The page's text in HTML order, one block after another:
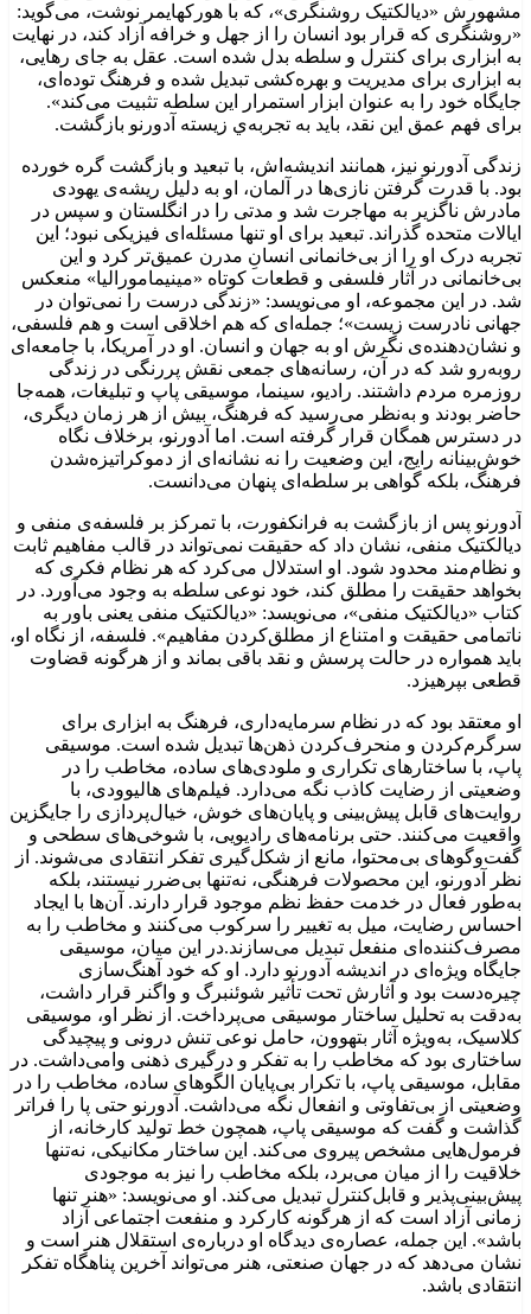
مشهورش «دیالکتیک روشنگری»، که با هورکهایمر نوشت، می‌گوید:
«روشنگری که قرار بود انسان را از جهل و خرافه آزاد کند، در نهایت
به ابزاری برای کنترل و سلطه بدل شده است. عقل به جای رهایی،
به ابزاری برای مدیریت و بهره‌کشی تبدیل شده و فرهنگ توده‌ای،
جایگاه خود را به عنوان ابزار استمرار این سلطه تثبیت می‌کند».
برای فهم عمق این نقد، باید به تجربه‌ي زیسته آدورنو بازگشت.
زندگی آدورنو نیز، همانند اندیشه‌اش، با تبعید و بازگشت گره خورده
بود. با قدرت گرفتن نازی‌ها در آلمان، او به دلیل ریشه‌ی یهودی
مادرش ناگزیر به مهاجرت شد و مدتی را در انگلستان و سپس در
ایالات متحده گذراند. تبعید برای او تنها مسئله‌ای فیزیکی نبود؛ این
تجربه درک او را از بی‌خانمانی انسانِ مدرن عمیق‌تر کرد و این
بی‌خانمانی در آثار فلسفی و قطعات کوتاه «مینیمامورالیا» منعکس
شد. در این مجموعه، او می‌نویسد: «زندگی درست را نمی‌توان در
جهانی نادرست زیست»؛ جمله‌ای که هم اخلاقی است و هم فلسفی،
و نشان‌دهنده‌ی نگرش او به جهان و انسان. او در آمریکا، با جامعه‌ای
روبه‌رو شد که در آن، رسانه‌های جمعی نقش پررنگی در زندگی
روزمره مردم داشتند. رادیو، سینما، موسیقی پاپ و تبلیغات، همه‌جا
حاضر بودند و به‌نظر می‌رسید که فرهنگ، بیش از هر زمان دیگری،
در دسترس همگان قرار گرفته است. اما آدورنو، برخلاف نگاه
خوش‌بینانه رایج، این وضعیت را نه نشانه‌ای از دموکراتیزه‌شدن
فرهنگ، بلکه گواهی بر سلطه‌ای پنهان می‌دانست.
آدورنو پس از بازگشت به فرانکفورت، با تمرکز بر فلسفه‌ی منفی و
دیالکتیک منفی، نشان داد که حقیقت نمی‌تواند در قالب مفاهیم ثابت
و نظام‌مند محدود شود. او استدلال می‌کرد که هر نظام فکری که
بخواهد حقیقت را مطلق کند، خود نوعی سلطه به وجود می‌آورد. در
کتاب «دیالکتیک منفی»، می‌نویسد: «دیالکتیک منفی یعنی باور به
ناتمامی حقیقت و امتناع از مطلق‌کردن مفاهیم». فلسفه، از نگاه او،
باید همواره در حالت پرسش و نقد باقی بماند و از هرگونه قضاوت
قطعی بپرهیزد.
او معتقد بود که در نظام سرمایه‌داری، فرهنگ به ابزاری برای
سرگرم‌کردن و منحرف‌کردن ذهن‌ها تبدیل شده است. موسیقی
پاپ، با ساختارهای تکراری و ملودی‌های ساده، مخاطب را در
وضعیتی از رضایت کاذب نگه می‌دارد. فیلم‌های هالیوودی، با
روایت‌های قابل پیش‌بینی و پایان‌های خوش، خیال‌پردازی را جایگزین
واقعیت می‌کنند. حتی برنامه‌های رادیویی، با شوخی‌های سطحی و
گفت‌وگوهای بی‌محتوا، مانع از شکل‌گیری تفکر انتقادی می‌شوند. از
نظر آدورنو، این محصولات فرهنگی، نه‌تنها بی‌ضرر نیستند، بلکه
به‌طور فعال در خدمت حفظ نظم موجود قرار دارند. آن‌ها با ایجاد
احساس رضایت، میل به تغییر را سرکوب می‌کنند و مخاطب را به
مصرف‌کننده‌ای منفعل تبدیل می‌سازند.در این میان، موسیقی
جایگاه ویژه‌ای در اندیشه آدورنو دارد. او که خود آهنگ‌سازی
چیره‌دست بود و آثارش تحت تأثیر شوئنبرگ و واگنر قرار داشت،
به‌دقت به تحلیل ساختار موسیقی می‌پرداخت. از نظر او، موسیقی
کلاسیک، به‌ویژه آثار بتهوون، حامل نوعی تنش درونی و پیچیدگی
ساختاری بود که مخاطب را به تفکر و درگیری ذهنی وامی‌داشت. در
مقابل، موسیقی پاپ، با تکرار بی‌پایان الگوهای ساده، مخاطب را در
وضعیتی از بی‌تفاوتی و انفعال نگه می‌داشت. آدورنو حتی پا را فراتر
گذاشت و گفت که موسیقی پاپ، همچون خط تولید کارخانه، از
فرمول‌هایی مشخص پیروی می‌کند. این ساختار مکانیکی، نه‌تنها
خلاقیت را از میان می‌برد، بلکه مخاطب را نیز به موجودی
پیش‌بینی‌پذیر و قابل‌کنترل تبدیل می‌کند. او می‌نویسد: «هنر تنها
زمانی آزاد است که از هرگونه کارکرد و منفعت اجتماعی آزاد
باشد». این جمله، عصاره‌ی دیدگاه او درباره‌ی استقلال هنر است و
نشان می‌دهد که در جهان صنعتی، هنر می‌تواند آخرین پناهگاه تفکر
انتقادی باشد.